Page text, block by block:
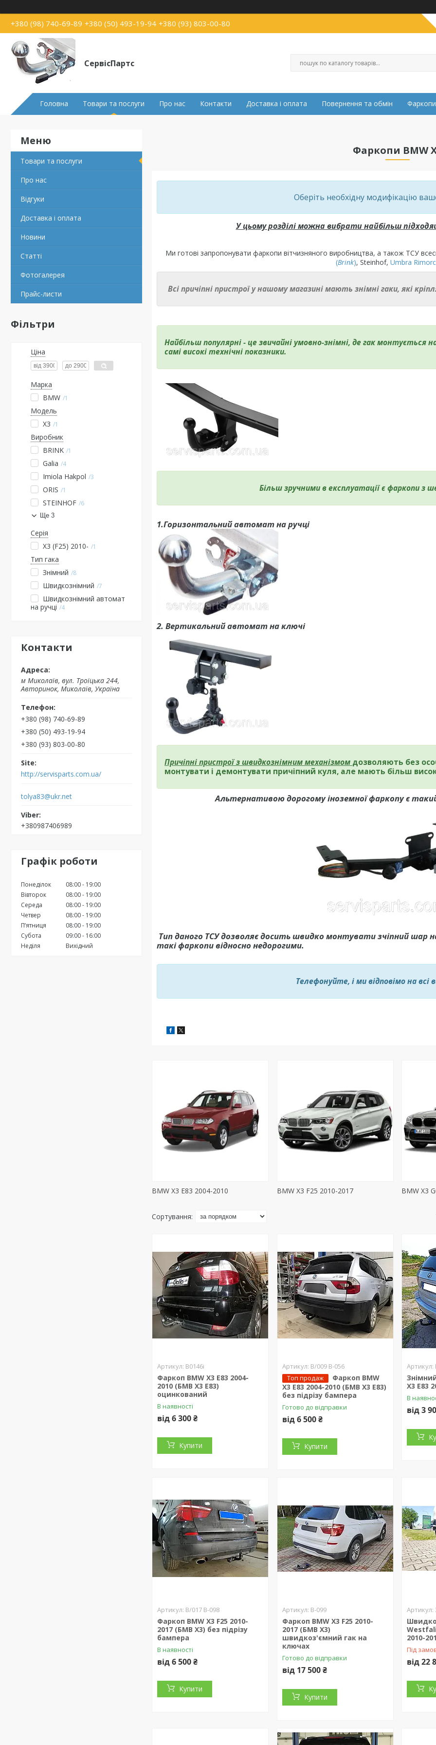
+380 (98) 740-69-89 +380 (50) 493-19-94 +380 (93) 803-00-80
СервісПартс
Головна Товари та послуги Про нас Контакти Доставка і оплата Повернення та обмін
Товари та послуги
Про нас
Відгуки
Доставка і оплата
Новини
Статті
Фотогалерея
Прайс-листи
Фільтри
Ціна
Марка
BMW 1
Модель
X3
1
Виробник
BRINK 1
Galia 4
Imiola Hakpol 3
ORIS 1
STEINHOF 6
Ще 3
Серія
X3 (F25) 2010-
1
Тип гака
Знімний
8
Швидкознімний 7
Швидкознімний автомат
на ручці
4
Контакти
м Миколаїв, вул. Троїцька 244,
Авторинок, Миколаїв, Україна
+380 (98) 740-69-89
+380 (50) 493-19-94
+380 (93) 803-00-80
http://servisparts.com.ua/
tolya83@ukr.net
+380987406989
Графік роботи
Понеділок 08:00
19:00
Вівторок
08:00
19:00
Середа
08:00
19:00
Четвер
08:00
19:00
Пʼятниця
08:00
19:00
Субота
09:00
16:00
Неділя
Вихідний
Фаркопи BMW
Оберіть необхідну модифікацію
У цьому розділі можна вибрати найбільш
Ми готові запропонувати фаркопи вітчизняного виробництва, а також ТСУ
(Brink), Steinhof, Umbra
Всі причіпні пристрої у нашому магазині мають знімні гаки, які
Найбільш популярні - це звичайні умовно-знімні, де гак монтується
самі високі технічні показники.
Більш зручними в експлуатації є фаркопи з
1.Горизонтальний автомат на ручці
2. Вертикальний автомат на ключі
Причіпні пристрої з швидкознімним механізмом дозволяють без
монтувати і демонтувати причіпний куля, але мають більш
Альтернативою дорогому іноземної фаркопу є
Тип даного ТСУ дозволяє досить швидко монтувати зчіпний шар
такі фаркопи відносно недорогими.
Телефонуйте, і ми відповімо на всі
BMW X3 E83 2004-2010 BMW X3 F25 2010-2017 BMW X3
B0146i
Фаркоп BMW X3 E83 2004-
2010 (БМВ Х3 Е83)
оцинкований
В наявності
від 6 300 ₴
Купити
B/009 B-056
Топ продаж
Фаркоп BMW
X3 E83 2004-2010 (БМВ Х3 Е83)
без підрізу бампера
Готово до відправки
від 6 500 ₴
Купити
X3 E83
В
від 3
B/017 B-098
Фаркоп BMW X3 F25 2010-
2017 (БМВ Х3) без підрізу
бампера
В наявності
від 6 500 ₴
Купити
B-099
Фаркоп BMW X3 F25 2010-
2017 (БМВ Х3)
швидкоз'ємний гак на
ключах
Готово до відправки
від 17 500 ₴
Купити
2010-
Під
від 22